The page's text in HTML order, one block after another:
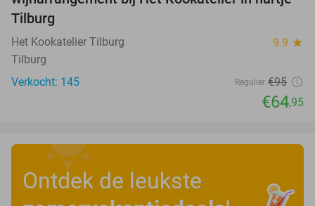
Tilburg
Het Kookatelier Tilburg 9.9 star
Tilburg
Verkocht: 145
Regulier €95
€64,95
Ontdek de leukste